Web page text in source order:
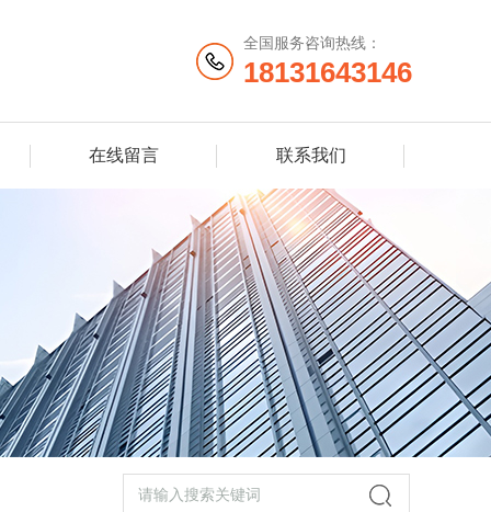
全国服务咨询热线：
18131643146
在线留言 联系我们